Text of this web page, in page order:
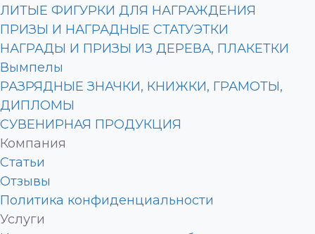
ЛИТЫЕ ФИГУРКИ ДЛЯ НАГРАЖДЕНИЯ
ПРИЗЫ И НАГРАДНЫЕ СТАТУЭТКИ
НАГРАДЫ И ПРИЗЫ ИЗ ДЕРЕВА, ПЛАКЕТКИ
Вымпелы
РАЗРЯДНЫЕ ЗНАЧКИ, КНИЖКИ, ГРАМОТЫ,
ДИПЛОМЫ
СУВЕНИРНАЯ ПРОДУКЦИЯ
Компания
Статьи
Отзывы
Политика конфиденциальности
Услуги